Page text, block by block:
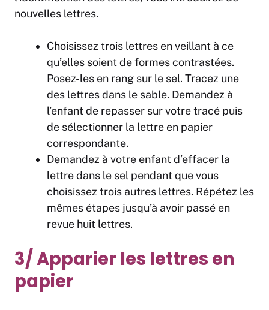
nouvelles lettres.
Choisissez trois lettres en veillant à ce
qu’elles soient de formes contrastées.
Posez-les en rang sur le sel. Tracez une
des lettres dans le sable. Demandez à
l’enfant de repasser sur votre tracé puis
de sélectionner la lettre en papier
correspondante.
Demandez à votre enfant d’effacer la
lettre dans le sel pendant que vous
choisissez trois autres lettres. Répétez les
mêmes étapes jusqu’à avoir passé en
revue huit lettres.
3/ Apparier les lettres en
papier